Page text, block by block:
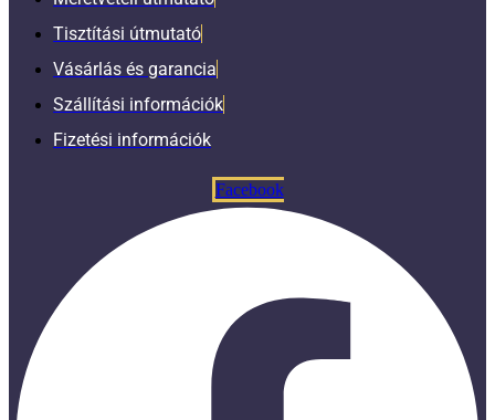
Tisztítási útmutató
Vásárlás és garancia
Szállítási információk
Fizetési információk
Facebook